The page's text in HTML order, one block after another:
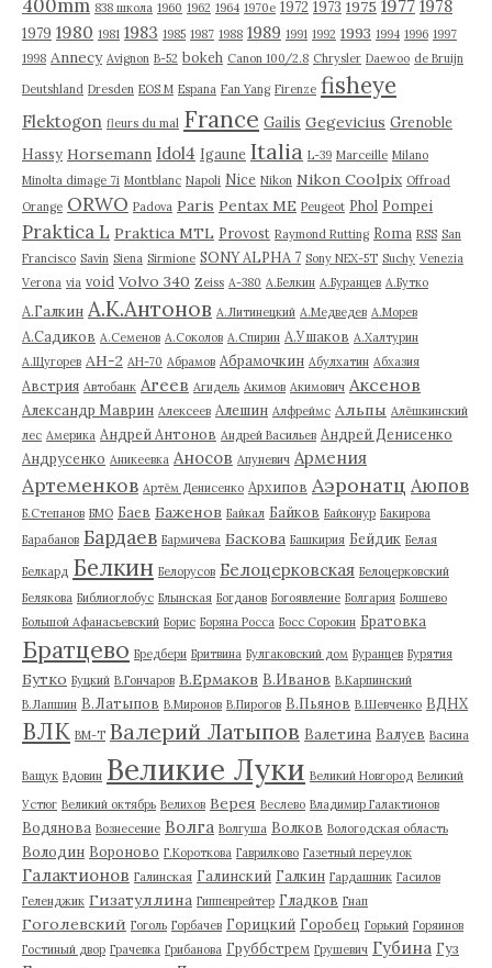
400mm 838 школа 1960 1962 1964 1970е 1972 1973 1975 1977 1978
1979 1980 1981 1983 1985 1987 1988 1989 1991 1992 1993 1994 1996 1997
1998 Annecy Avignon B-52 bokeh Canon 100/2.8 Chrysler Daewoo de Bruijn
Deutshland Dresden EOS M Espana Fan Yang Firenze fisheye
Flektogon fleurs du mal France Gailis Gegevicius Grenoble
Hassy Horsemann Idol4 Igaune Italia L-39 Marceille Milano
Minolta dimage 7i Montblanc Napoli Nice Nikon Nikon Coolpix Offroad
Orange ORWO Padova Paris Pentax ME Peugeot Phol Pompei
Praktica L Praktica MTL Provost Raymond Rutting Roma RSS San
Francisco Savin Siena Sirmione SONY ALPHA 7 Sony NEX-5T Suchy Venezia
Verona via void Volvo 340 Zeiss А-380 А.Белкин А.Буранцев А.Бутко
А.Галкин А.К.Антонов А.Литинецкий А.Медведев А.Морев
А.Садиков А.Семенов А.Соколов А.Спирин А.Ушаков А.Халтурин
А.Щугорев АН-2 АН-70 Абрамов Абрамочкин Абулхатин Абхазия
Австрия Автобанк Агеев Агидель Акимов Акимович Аксенов
Александр Маврин Алексеев Алешин Алфреймс Альпы Алёшкинский
лес Америка Андрей Антонов Андрей Васильев Андрей Денисенко
Андрусенко Аникеевка Аносов Апуневич Армения
Артеменков Артём Денисенко Архипов Аэронатц Аюпов
Б.Степанов БМО Баев Баженов Байкал Байков Байконур Бакирова
Барабанов Бардаев Бармичева Баскова Башкирия Бейдик Белая
Белкард Белкин Белорусов Белоцерковская Белоцерковский
Белякова Библиоглобус Блынская Богданов Богоявление Болгария Болшево
Большой Афанасьевский Борис Боряна Росса Босс Сорокин Братовка
Братцево Бредбери Бритвина Булгаковский дом Буранцев Бурятия
Бутко Буцкий В.Гончаров В.Ермаков В.Иванов В.Карпинский
В.Лапшин В.Латыпов В.Миронов В.Пирогов В.Пьянов В.Шевченко ВДНХ
ВЛК ВМ-Т Валерий Латыпов Валетина Валуев Васина
Ващук Вдовин Великие Луки Великий Новгород Великий
Устюг Великий октябрь Велихов Верея Веслево Владимир Галактионов
Водянова Вознесение Волга Волгуша Волков Вологодская область
Володин Вороново Г.Короткова Гаврилково Газетный переулок
Галактионов Галинская Галинский Галкин Гардашник Гасилов
Геленджик Гизатуллина Гиппенрейтер Гладков Гнап
Гоголевский Гоголь Горбачев Горицкий Горобец Горький Горяинов
Гостиный двор Грачевка Грибанова Груббстрем Грушевич Губина Гуз